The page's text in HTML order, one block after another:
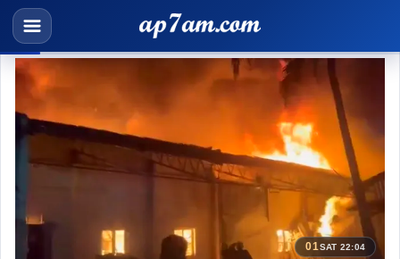
01SAT 22:04